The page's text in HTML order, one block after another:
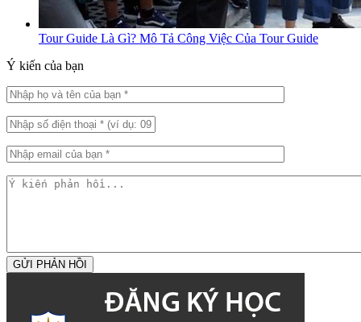
Tour Guide Là Gì? Mô Tả Công Việc Của Tour Guide
Ý kiến của bạn
GỬI PHẢN HỒI